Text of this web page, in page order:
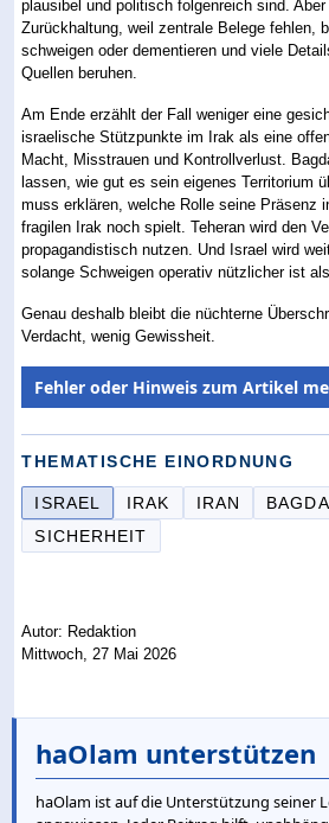
plausibel und politisch folgenreich sind.
Zurückhaltung, weil zentrale Belege fehlen,
schweigen oder dementieren und viele
Quellen beruhen.
Am Ende erzählt der Fall weniger eine
israelische Stützpunkte im Irak als eine
Macht, Misstrauen und Kontrollverlust.
lassen, wie gut es sein eigenes Territorium
muss erklären, welche Rolle seine Präsenz
fragilen Irak noch spielt. Teheran wird den
propagandistisch nutzen. Und Israel wird
solange Schweigen operativ nützlicher ist
Genau deshalb bleibt die nüchterne
Verdacht, wenig Gewissheit.
Fehler oder Hinweis zum Artikel
THEMATISCHE EINORDNUNG
ISRAEL IRAK IRAN
SICHERHEIT
Autor: Redaktion
Mittwoch, 27 Mai 2026
haOlam unterstützen
haOlam ist auf die Unterstützung seiner